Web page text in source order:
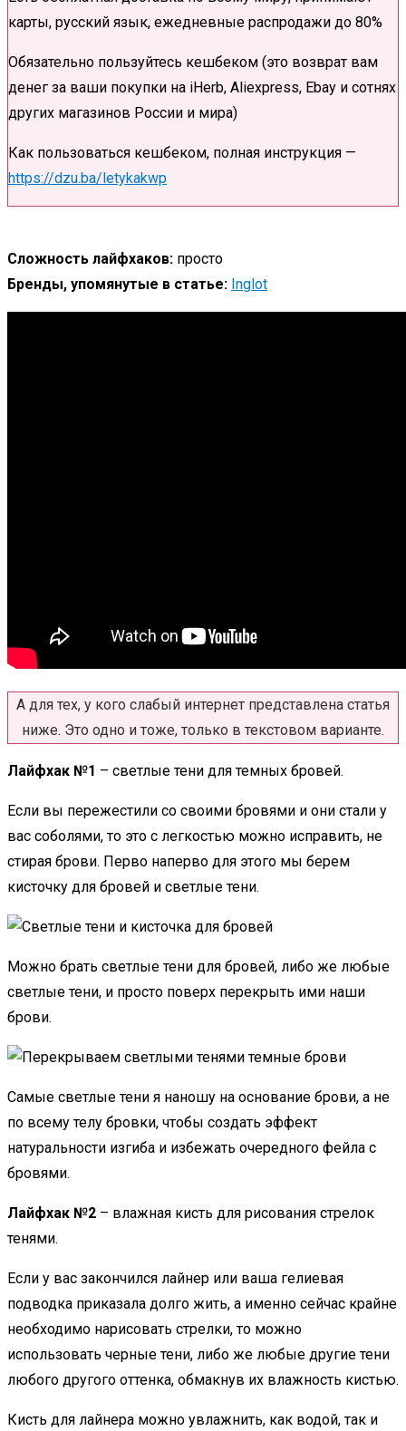
карты, русский язык, ежедневные распродажи до 80%
Обязательно пользуйтесь кешбеком (это возврат вам
денег за ваши покупки на iHerb, Aliexpress, Ebay и сотнях
других магазинов России и мира)
Как пользоваться кешбеком, полная инструкция —
https://dzu.ba/letykakwp
Сложность лайфхаков: просто
Бренды, упомянутые в статье: Inglot
А для тех, у кого слабый интернет представлена статья
ниже. Это одно и тоже, только в текстовом варианте.
Лайфхак №1 – светлые тени для темных бровей.
Если вы пережестили со своими бровями и они стали у
вас соболями, то это с легкостью можно исправить, не
стирая брови. Перво наперво для этого мы берем
кисточку для бровей и светлые тени.
Можно брать светлые тени для бровей, либо же любые
светлые тени, и просто поверх перекрыть ими наши
брови.
Самые светлые тени я наношу на основание брови, а не
по всему телу бровки, чтобы создать эффект
натуральности изгиба и избежать очередного фейла с
бровями.
Лайфхак №2 – влажная кисть для рисования стрелок
тенями.
Если у вас закончился лайнер или ваша гелиевая
подводка приказала долго жить, а именно сейчас крайне
необходимо нарисовать стрелки, то можно
использовать черные тени, либо же любые другие тени
любого другого оттенка, обмакнув их влажность кистью.
Кисть для лайнера можно увлажнить, как водой, так и